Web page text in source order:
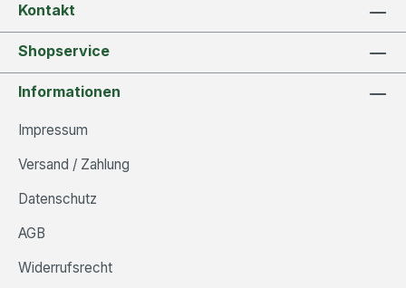
Kontakt
Shopservice
Informationen
Impressum
Versand / Zahlung
Datenschutz
AGB
Widerrufsrecht